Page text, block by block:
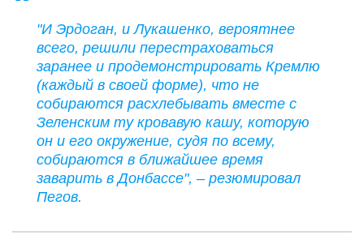
"И Эрдоган, и Лукашенко, вероятнее
всего, решили перестраховаться
заранее и продемонстрировать Кремлю
(каждый в своей форме), что не
собираются расхлебывать вместе с
Зеленским ту кровавую кашу, которую
он и его окружение, судя по всему,
собираются в ближайшее время
заварить в Донбассе", – резюмировал
Пегов.